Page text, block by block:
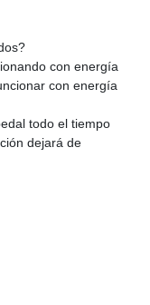
con energía
con energía
todo el tiempo
dejará de